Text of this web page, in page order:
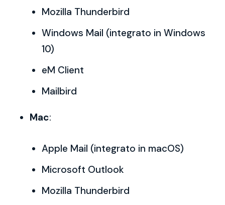
Mozilla Thunderbird
Windows Mail (integrato in Windows
10)
eM Client
Mailbird
Mac:
Apple Mail (integrato in macOS)
Microsoft Outlook
Mozilla Thunderbird